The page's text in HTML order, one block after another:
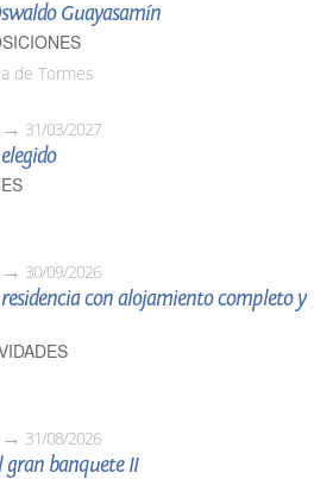
Guayasamín
de Tormes
31/03/2027
30/09/2026
residencia con alojamiento completo y
31/08/2026
gran banquete II